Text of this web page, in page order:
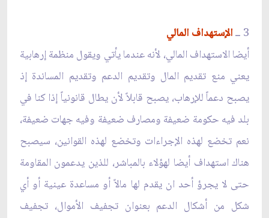
3 ــ الإستهداف المالي
أيضا الاستهداف المالي، لأنه عندما يأتي ويقول منظمة إرهابية
يعني منع تقديم المال وتقديم الدعم وتقديم المساندة إذ
يصبح دعماً للإرهاب، يصبح قابلاً لأن يطال قانونياً إذا كنا في
بلد فيه حكومة ضعيفة ومصارف ضعيفة وفيه جهات ضعيفة،
نعم تخضع لهذه الإجراءات وتخضع لهذه القوانين، سيصبح
هناك استهداف أيضا لهؤلاء بالمباشر، للذين يدعمون المقاومة
حتى لا يجرؤ أحد ان يقدم لها مالاً أو مساعدة عينية أو أي
شكل من أشكال الدعم بعنوان تجفيف الأموال، تجفيف